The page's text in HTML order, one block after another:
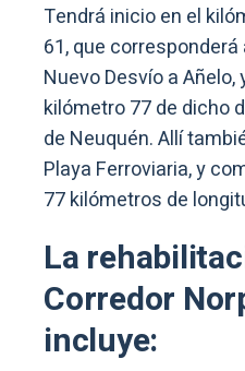
Tendrá inicio en el
61, que
Nuevo Desvío a
kilómetro 77 de dicho
de Neuquén. Allí
Playa Ferroviaria, y
77 kilómetros de
La
Corredor
incluye: